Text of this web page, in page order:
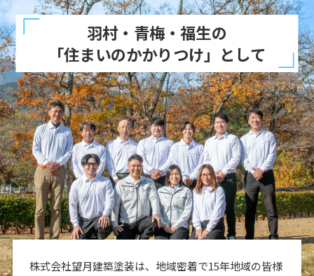
羽村・青梅・福生の
「住まいのかかりつけ」として
株式会社望月建築塗装は、地域密着で15年地域の皆様